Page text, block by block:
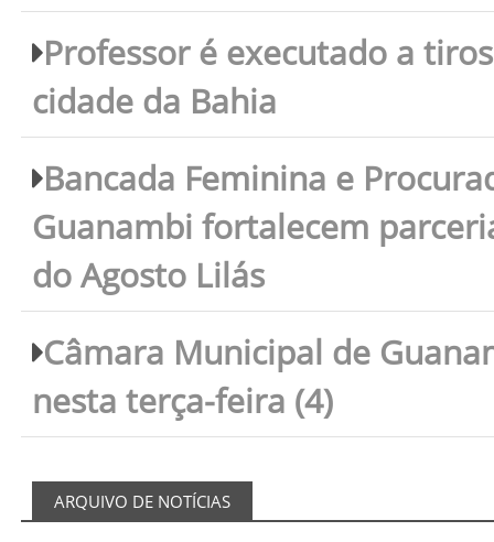
Professor é executado a
cidade da Bahia
Bancada Feminina e
Guanambi fortalecem
do Agosto Lilás
Câmara Municipal de
nesta terça-feira (4)
ARQUIVO DE NOTÍCIAS